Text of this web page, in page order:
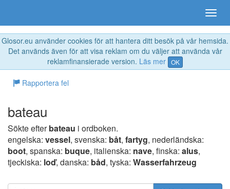
Glosor.eu använder cookies för att hantera ditt besök på vår hemsida.
Det används även för att visa reklam om du väljer att använda vår
reklamfinansierade version. Läs mer OK
Rapportera fel
bateau
Sökte efterbateau i ordboken.
engelska: vessel, svenska: båt, fartyg, nederländska:
boot, spanska: buque, italienska: nave, finska: alus,
tjeckiska: loď, danska: båd, tyska: Wasserfahrzeug